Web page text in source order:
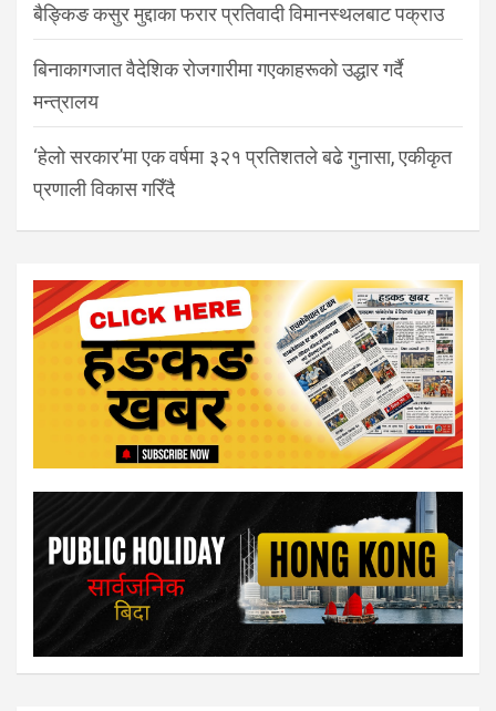
बैङ्किङ कसुर मुद्दाका फरार प्रतिवादी विमानस्थलबाट पक्राउ
बिनाकागजात वैदेशिक रोजगारीमा गएकाहरूको उद्धार गर्दै
मन्त्रालय
‘हेलो सरकार’मा एक वर्षमा ३२१ प्रतिशतले बढे गुनासा, एकीकृत
प्रणाली विकास गरिँदै